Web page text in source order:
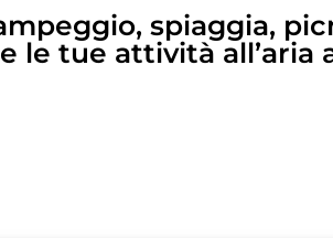
spiaggia,
le tue attività all’aria